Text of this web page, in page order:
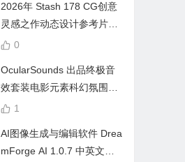
2026年 Stash 178 CG创意
灵感之作动态设计参考片广
告视频动画短片合集
0
OcularSounds 出品终极音
效套装电影元素科幻氛围冲
击无人机音效素材包 Full Ac
1
AI图像生成与编辑软件 Drea
mForge AI 1.0.7 中英文多